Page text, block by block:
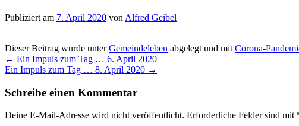
Publiziert am 7. April 2020 von Alfred Geibel
Dieser Beitrag wurde unterGemeindeleben abgelegt und mit Corona-
← Ein Impuls zum Tag … 6. April 2020
Ein Impuls zum Tag … 8. April 2020 →
Schreibe einen Kommentar
Deine E-Mail-Adresse wird nicht veröffentlicht. Erforderliche Felder sind mit